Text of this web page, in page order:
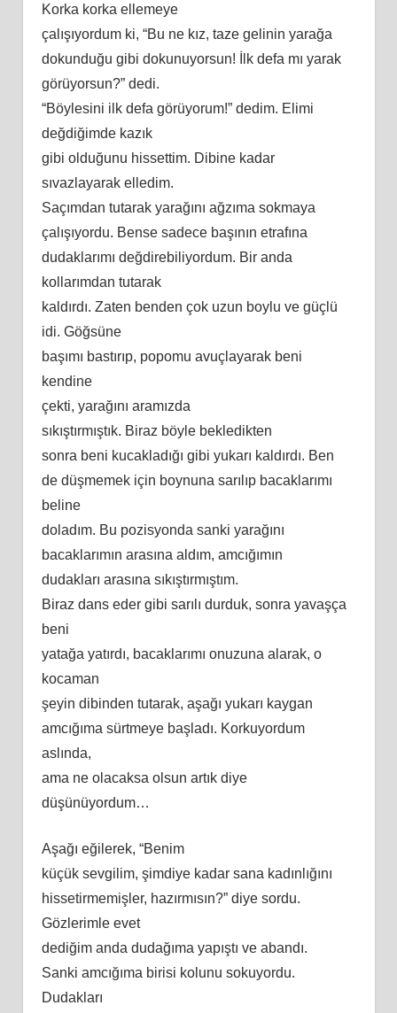
Korka korka ellemeye
çalışıyordum ki, “Bu ne kız, taze gelinin yarağa
dokunduğu gibi dokunuyorsun! İlk defa mı yarak
görüyorsun?” dedi.
“Böylesini ilk defa görüyorum!” dedim. Elimi
değdiğimde kazık
gibi olduğunu hissettim. Dibine kadar
sıvazlayarak elledim.
Saçımdan tutarak yarağını ağzıma sokmaya
çalışıyordu. Bense sadece başının etrafına
dudaklarımı değdirebiliyordum. Bir anda
kollarımdan tutarak
kaldırdı. Zaten benden çok uzun boylu ve güçlü
idi. Göğsüne
başımı bastırıp, popomu avuçlayarak beni
kendine
çekti, yarağını aramızda
sıkıştırmıştık. Biraz böyle bekledikten
sonra beni kucakladığı gibi yukarı kaldırdı. Ben
de düşmemek için boynuna sarılıp bacaklarımı
beline
doladım. Bu pozisyonda sanki yarağını
bacaklarımın arasına aldım, amcığımın
dudakları arasına sıkıştırmıştım.
Biraz dans eder gibi sarılı durduk, sonra yavaşça
beni
yatağa yatırdı, bacaklarımı onuzuna alarak, o
kocaman
şeyin dibinden tutarak, aşağı yukarı kaygan
amcığıma sürtmeye başladı. Korkuyordum
aslında,
ama ne olacaksa olsun artık diye
düşünüyordum…
Aşağı eğilerek, “Benim
küçük sevgilim, şimdiye kadar sana kadınlığını
hissetirmemişler, hazırmısın?” diye sordu.
Gözlerimle evet
dediğim anda dudağıma yapıştı ve abandı.
Sanki amcığıma birisi kolunu sokuyordu.
Dudakları